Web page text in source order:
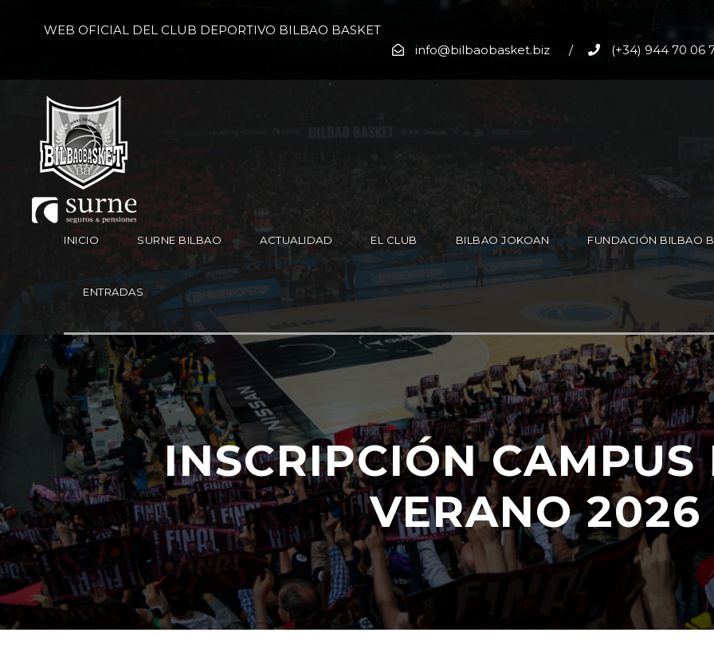
WEB OFICIAL DEL CLUB DEPORTIVO BILBAO BASKET
info@bilbaobasket.biz
/ (+34) 944 70 06
INICIO SURNE BILBAO ACTUALIDAD EL CLUB BILBAO JOKOAN FUNDACIÓN BILBAO
ENTRADAS
INSCRIPCIÓN CAMPUS
VERANO 2026